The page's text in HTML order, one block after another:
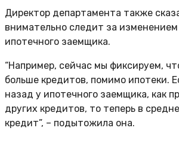
Директор департамента также
внимательно следит за
ипотечного заемщика.
“Например, сейчас мы фиксируем,
больше кредитов, помимо ипотеки.
назад у ипотечного заемщика, как
других кредитов, то теперь в
кредит”, – подытожила она.